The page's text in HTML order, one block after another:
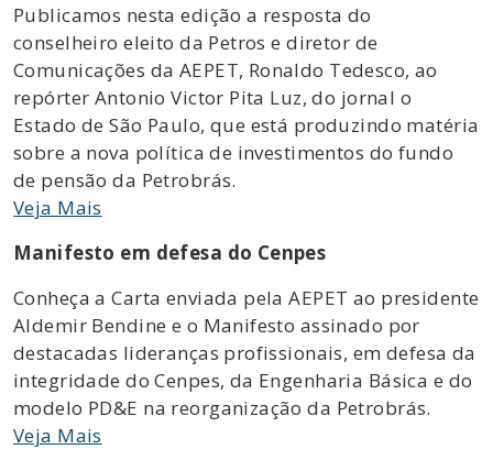
Publicamos nesta edição a resposta do
conselheiro eleito da Petros e diretor de
Comunicações da AEPET, Ronaldo Tedesco, ao
repórter Antonio Victor Pita Luz, do jornal o
Estado de São Paulo, que está produzindo matéria
sobre a nova política de investimentos do fundo
de pensão da Petrobrás.
Veja Mais
Manifesto em defesa do Cenpes
Conheça a Carta enviada pela AEPET ao presidente
Aldemir Bendine e o Manifesto assinado por
destacadas lideranças profissionais, em defesa da
integridade do Cenpes, da Engenharia Básica e do
modelo PD&E na reorganização da Petrobrás.
Veja Mais